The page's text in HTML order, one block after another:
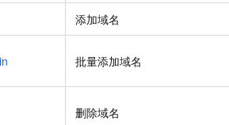
添加域名
批量添加域名
删除域名